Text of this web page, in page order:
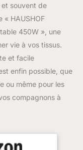
souvent de
« HAUSHOF
450W », une
vie à vos tissus.
et facile
enfin possible, que
ou même pour les
compagnons à